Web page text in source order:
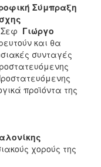
Σύμπραξη
Σεφ Γιώργο
και θα
συνταγές
προϊόντα της
χορούς της